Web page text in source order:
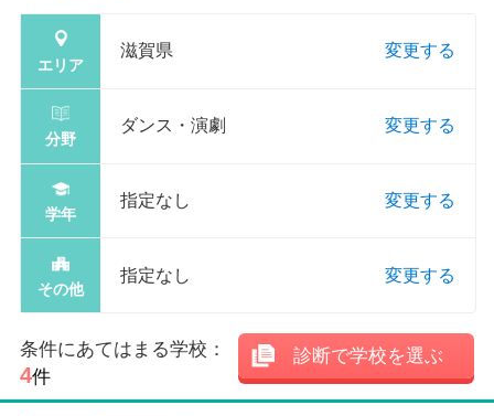
よくある質問
掲載を希望される学校様へ
エリア
滋賀県 変更する
分野
ダンス・演劇 変更する
学年
指定なし 変更する
その他
指定なし 変更する
条件にあてはまる学校：
4件
診断で学校を選ぶ